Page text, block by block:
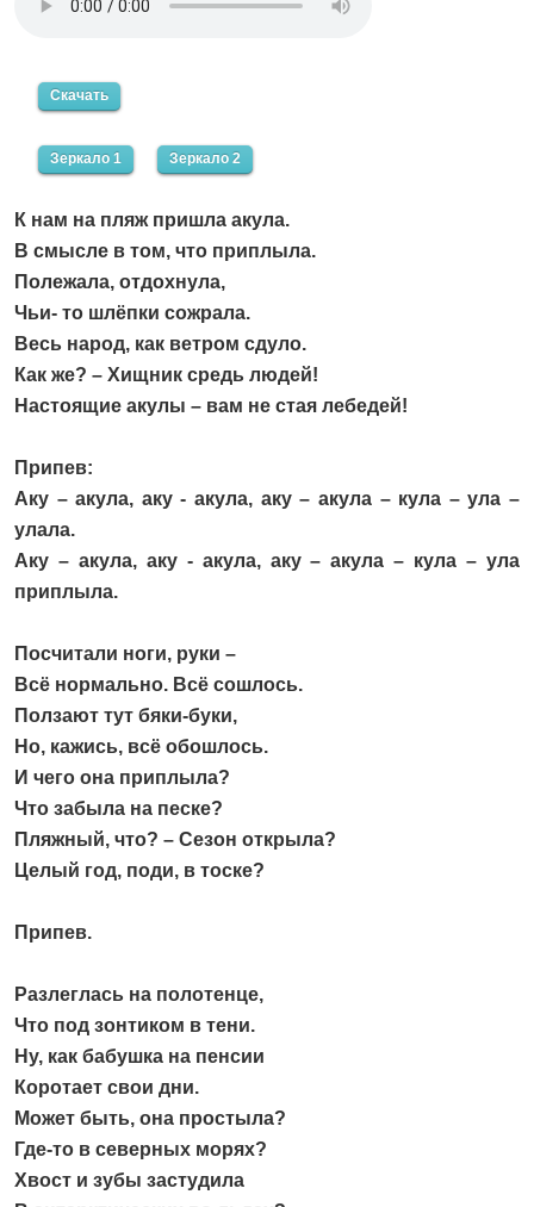
Скачать
Зеркало 1 Зеркало 2
К нам на пляж пришла акула.
В смысле в том, что приплыла.
Полежала, отдохнула,
Чьи- то шлёпки сожрала.
Весь народ, как ветром сдуло.
Как же? – Хищник средь людей!
Настоящие акулы – вам не стая лебедей!
Припев:
Аку – акула, аку - акула, аку – акула – кула – ула –
улала.
Аку – акула, аку - акула, аку – акула – кула – ула
приплыла.
Посчитали ноги, руки –
Всё нормально. Всё сошлось.
Ползают тут бяки-буки,
Но, кажись, всё обошлось.
И чего она приплыла?
Что забыла на песке?
Пляжный, что? – Сезон открыла?
Целый год, поди, в тоске?
Припев.
Разлеглась на полотенце,
Что под зонтиком в тени.
Ну, как бабушка на пенсии
Коротает свои дни.
Может быть, она простыла?
Где-то в северных морях?
Хвост и зубы застудила